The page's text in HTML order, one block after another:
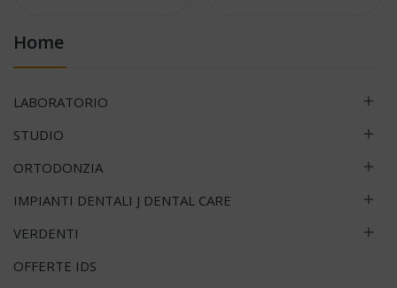
Home
LABORATORIO 
STUDIO 
ORTODONZIA 
IMPIANTI DENTALI J DENTAL CARE 
VERDENTI 
OFFERTE IDS